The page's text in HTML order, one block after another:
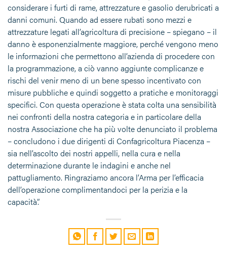
considerare i furti di rame, attrezzature e gasolio derubricati a
danni comuni. Quando ad essere rubati sono mezzi e
attrezzature legati all’agricoltura di precisione – spiegano – il
danno è esponenzialmente maggiore, perché vengono meno
le informazioni che permettono all’azienda di procedere con
la programmazione, a ciò vanno aggiunte complicanze e
rischi del venir meno di un bene spesso incentivato con
misure pubbliche e quindi soggetto a pratiche e monitoraggi
specifici. Con questa operazione è stata colta una sensibilità
nei confronti della nostra categoria e in particolare della
nostra Associazione che ha più volte denunciato il problema
– concludono i due dirigenti di Confagricoltura Piacenza –
sia nell’ascolto dei nostri appelli, nella cura e nella
determinazione durante le indagini e anche nel
pattugliamento. Ringraziamo ancora l’Arma per l’efficacia
dell’operazione complimentandoci per la perizia e la
capacità”.